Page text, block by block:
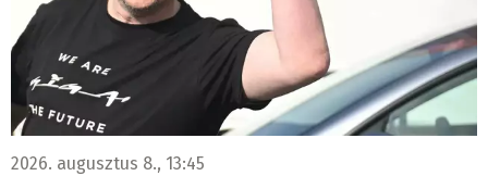
2026. augusztus 8., 13:45